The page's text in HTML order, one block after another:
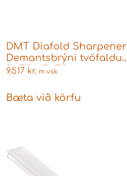
DMT Diafold Sharpener
Demantsbrýni tvöfaldur
EXTRA EXTRA
9.517 kr. m vsk
Bæta við körfu